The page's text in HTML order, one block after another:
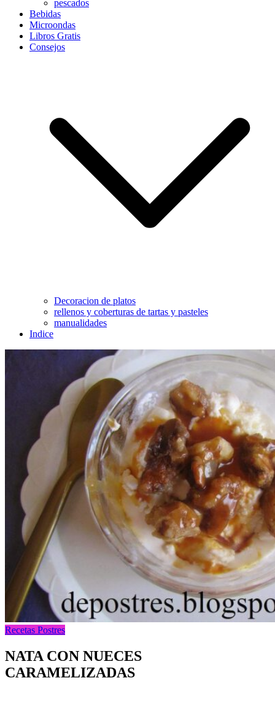
pescados
Bebidas
Microondas
Libros Gratis
Consejos
Decoracion de platos
rellenos y coberturas de tartas y pasteles
manualidades
Indice
Recetas Postres
NATA CON NUECES
CARAMELIZADAS